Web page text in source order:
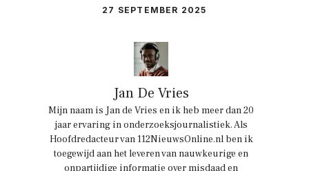
27 SEPTEMBER 2025
Jan De Vries
Mijn naam is Jan de Vries en ik heb meer dan 20
jaar ervaring in onderzoeksjournalistiek. Als
Hoofdredacteur van 112NieuwsOnline.nl ben ik
toegewijd aan het leveren van nauwkeurige en
onpartijdige informatie over misdaad en